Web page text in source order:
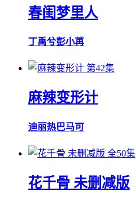
春闺梦里人
丁禹兮彭小苒
第42集
麻辣变形计
迪丽热巴马可
全50集
花千骨 未删减版